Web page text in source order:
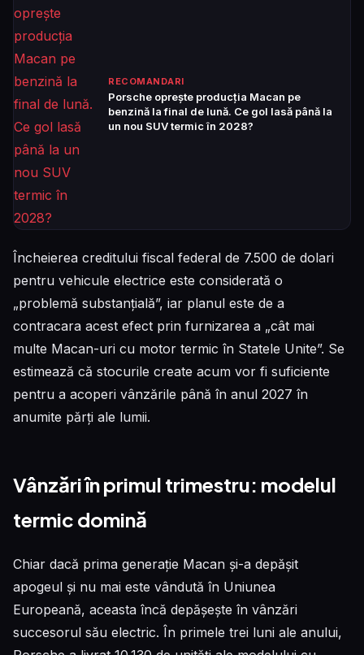
RECOMANDARI
Porsche oprește producția Macan pe
benzină la final de lună. Ce gol lasă până la
un nou SUV termic în 2028?
Încheierea creditului fiscal federal de 7.500 de dolari
pentru vehicule electrice este considerată o
„problemă substanțială”, iar planul este de a
contracara acest efect prin furnizarea a „cât mai
multe Macan-uri cu motor termic în Statele Unite”. Se
estimează că stocurile create acum vor fi suficiente
pentru a acoperi vânzările până în anul 2027 în
anumite părți ale lumii.
Vânzări în primul trimestru: modelul
termic domină
Chiar dacă prima generație Macan și-a depășit
apogeul și nu mai este vândută în Uniunea
Europeană, aceasta încă depășește în vânzări
succesorul său electric. În primele trei luni ale anului,